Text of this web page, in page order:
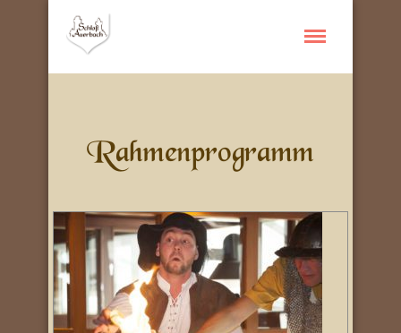
Rahmenprogramm